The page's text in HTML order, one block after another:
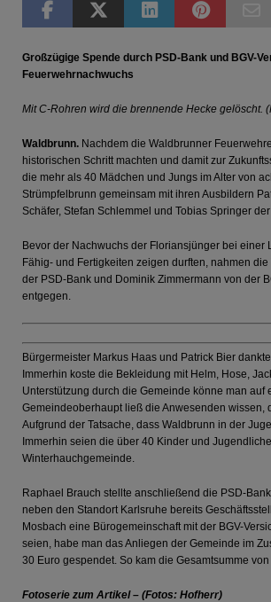
[ 10. Juli 2026 ] Freilaufende
[ 07. Juli 2026 ]
[ 07. Juli 2026 ] Durchfahrt
[ 03. August 2026 ]
Großzügige Spende durch PSD-Bank und BGV-
Feuerwehrnachwuchs
Mit C-Rohren wird die brennende Hecke gelöscht.
Waldbrunn. Nachdem die Waldbrunner
historischen Schritt machten und damit zur
die mehr als 40 Mädchen und Jungs im Alter von
Strümpfelbrunn gemeinsam mit ihren Ausbildern
Schäfer, Stefan Schlemmel und Tobias Springer
Bevor der Nachwuchs der Floriansjünger bei
Fähig- und Fertigkeiten zeigen durften, nahmen
der PSD-Bank und Dominik Zimmermann von der
entgegen.
Bürgermeister Markus Haas und Patrick Bier
Immerhin koste die Bekleidung mit Helm, Hose,
Unterstützung durch die Gemeinde könne man
Gemeindeoberhaupt ließ die Anwesenden
Aufgrund der Tatsache, dass Waldbrunn in der
Immerhin seien die über 40 Kinder und
Winterhauchgemeinde.
Raphael Brauch stellte anschließend die PSD-
neben den Standort Karlsruhe bereits
Mosbach eine Bürogemeinschaft mit der BGV-
seien, habe man das Anliegen der Gemeinde im
30 Euro gespendet. So kam die Gesamtsumme
Fotoserie zum Artikel – (Fotos: Hofherr)